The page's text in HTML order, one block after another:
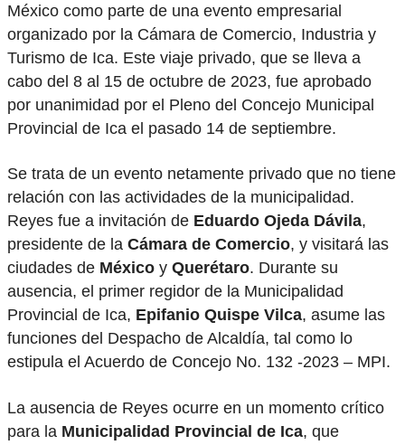
México como parte de una evento empresarial
organizado por la Cámara de Comercio, Industria y
Turismo de Ica. Este viaje privado, que se lleva a
cabo del 8 al 15 de octubre de 2023, fue aprobado
por unanimidad por el Pleno del Concejo Municipal
Provincial de Ica el pasado 14 de septiembre.
Se trata de un evento netamente privado que no tiene
relación con las actividades de la municipalidad.
Reyes fue a invitación de Eduardo Ojeda Dávila,
presidente de la Cámara de Comercio, y visitará las
ciudades de México y Querétaro. Durante su
ausencia, el primer regidor de la Municipalidad
Provincial de Ica, Epifanio Quispe Vilca, asume las
funciones del Despacho de Alcaldía, tal como lo
estipula el Acuerdo de Concejo No. 132 -2023 – MPI.
La ausencia de Reyes ocurre en un momento crítico
para la Municipalidad Provincial de Ica, que